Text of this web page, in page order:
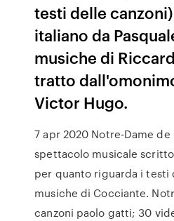
testi delle
italiano da
musiche di
tratto
Victor Hugo.
7 apr 2020 Notre-Dame de
spettacolo musicale
per quanto riguarda i testi
musiche di Cocciante.
canzoni paolo gatti; 30